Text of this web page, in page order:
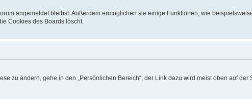
angemeldet bleibst. Außerdem ermöglichen sie einige Funktionen, wie
Cookies des Boards löscht.
zu ändern, gehe in den „Persönlichen Bereich“; der Link dazu wird meist oben auf der